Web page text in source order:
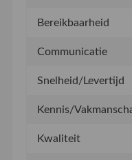
Bereikbaarheid
Communicatie
Snelheid/Levertijd
Kennis/
Kwaliteit